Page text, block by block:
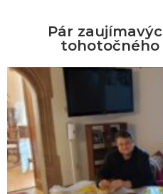
Pár
tohotočného